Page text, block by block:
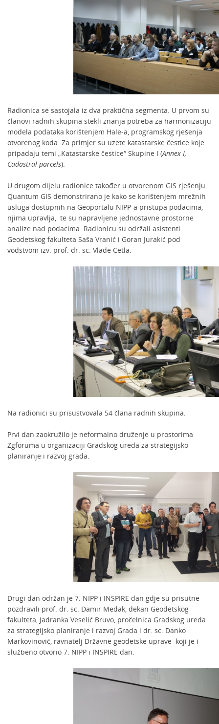
Radionica se sastojala iz dva praktična segmenta. U prvom su
članovi radnih skupina stekli znanja potreba za harmonizaciju
modela podataka korištenjem Hale-a, programskog rješenja
otvorenog koda. Za primjer su uzete katastarske čestice koje
pripadaju temi „Katastarske čestice“ Skupine I (Annex I,
Cadastral parcels).
U drugom dijelu radionice također u otvorenom GIS rješenju
Quantum GIS demonstrirano je kako se korištenjem mrežnih
usluga dostupnih na Geoportalu NIPP-a pristupa podacima,
njima upravlja, te su napravljene jednostavne prostorne
analize nad podacima. Radionicu su održali asistenti
Geodetskog fakulteta Saša Vranić i Goran Jurakić pod
vodstvom izv. prof. dr. sc. Vlade Cetla.
Na radionici su prisustvovala 54 člana radnih skupina.
Prvi dan zaokružilo je neformalno druženje u prostorima
Zgforuma u organizaciji Gradskog ureda za strategijsko
planiranje i razvoj grada.
Drugi dan održan je 7. NIPP i INSPIRE dan gdje su prisutne
pozdravili prof. dr. sc. Damir Medak, dekan Geodetskog
fakulteta, Jadranka Veselić Bruvo, pročelnica Gradskog ureda
za strategijsko planiranje i razvoj Grada i dr. sc. Danko
Markovinović, ravnatelj Državne geodetske uprave koji je i
službeno otvorio 7. NIPP i INSPIRE dan.